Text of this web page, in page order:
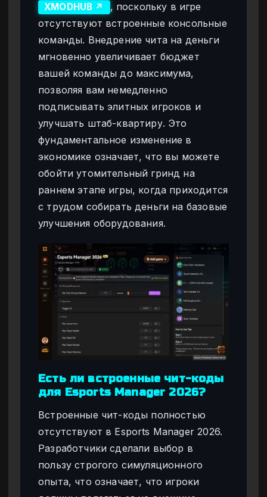
XMODHUB ↗
, поскольку в игре
отсутствуют встроенные консольные
команды. Внедрение чита на деньги
мгновенно увеличивает бюджет
вашей команды до максимума,
позволяя вам немедленно
подписывать элитных игроков и
улучшать штаб-квартиру. Это
фундаментальное изменение в
экономике означает, что вы можете
обойти утомительный гринд на
раннем этапе игры, когда приходится
с трудом собирать деньги на базовые
улучшения оборудования.
Есть ли встроенные чит-коды
для Esports Manager 2026?
Встроенные чит-коды полностью
отсутствуют в Esports Manager 2026.
Разработчики сделали выбор в
пользу строгого симуляционного
опыта, что означает, что игроки